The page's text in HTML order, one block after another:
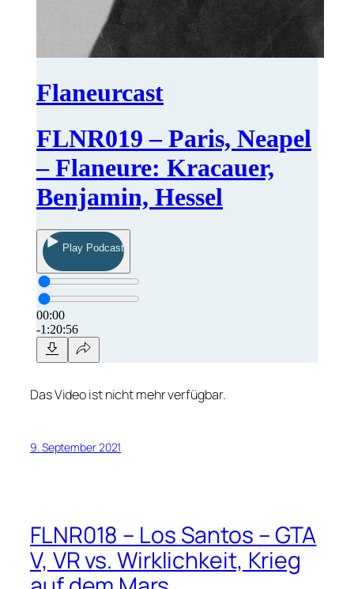
Das Video ist nicht mehr verfügbar.
9. September 2021
FLNR018 – Los Santos – GTA
V, VR vs. Wirklichkeit, Krieg